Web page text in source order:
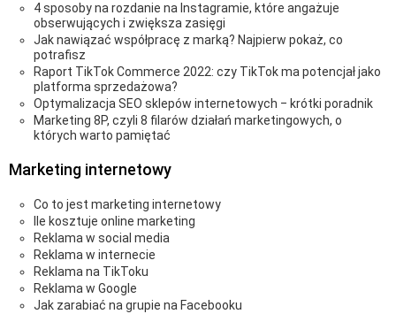
4 sposoby na rozdanie na Instagramie, które angażuje
obserwujących i zwiększa zasięgi
Jak nawiązać współpracę z marką? Najpierw pokaż, co
potrafisz
Raport TikTok Commerce 2022: czy TikTok ma potencjał jako
platforma sprzedażowa?
Optymalizacja SEO sklepów internetowych ‒ krótki poradnik
Marketing 8P, czyli 8 filarów działań marketingowych, o
których warto pamiętać
Marketing internetowy
Co to jest marketing internetowy
Ile kosztuje online marketing
Reklama w social media
Reklama w internecie
Reklama na TikToku
Reklama w Google
Jak zarabiać na grupie na Facebooku